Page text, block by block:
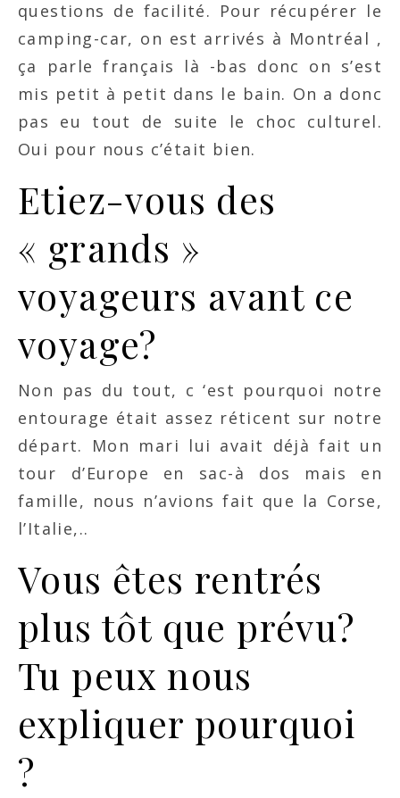
questions de facilité. Pour récupérer le
camping-car, on est arrivés à Montréal ,
ça parle français là -bas donc on s’est
mis petit à petit dans le bain. On a donc
pas eu tout de suite le choc culturel.
Oui pour nous c’était bien.
Etiez-vous des
« grands »
voyageurs avant ce
voyage?
Non pas du tout, c ‘est pourquoi notre
entourage était assez réticent sur notre
départ. Mon mari lui avait déjà fait un
tour d’Europe en sac-à dos mais en
famille, nous n’avions fait que la Corse,
l’Italie,..
Vous êtes rentrés
plus tôt que prévu?
Tu peux nous
expliquer pourquoi
?